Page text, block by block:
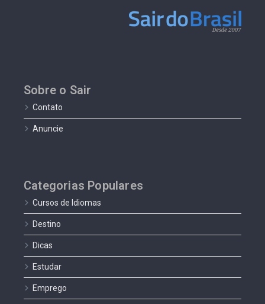
Sobre o Sair
Contato
Anuncie
Categorias Populares
Cursos de Idiomas
Destino
Dicas
Estudar
Emprego